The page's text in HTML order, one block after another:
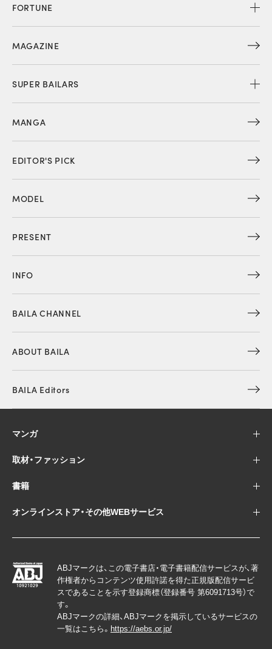
FORTUNE
MAGAZINE
SUPER BAILARS
MANGA
EDITOR'S PICK
MODEL
PRESENT
INFO
BAILA CHANNEL
ABOUT BAILA
BAILA Editors
マンガ
取材・ファッション
書籍
オンラインストア・その他WEBサービス
ABJマークは、この電子書店・電子書籍配信サービスが、著
作権者からコンテンツ使用許諾を得た正規版配信サービ
スであることを示す登録商標（登録番号 第6091713号）で
す。
ABJマークの詳細、ABJマークを掲示しているサービスの
一覧はこちら。 https://aebs.or.jp/